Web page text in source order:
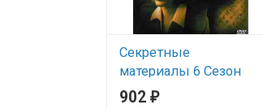
Секретные
материалы 6 Сезон
(22 серии) (4DVD) (The
902 ₽